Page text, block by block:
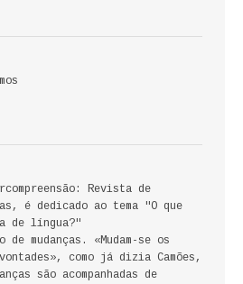
Revista de
é dedicado ao tema "O que
de língua?"
mudanças. «Mudam-se os
vontades», como já dizia Camões,
são acompanhadas de